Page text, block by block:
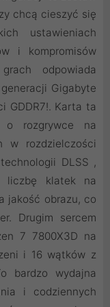
chcą cieszyć się
ustawieniach
i kompromisów
odpowiada
Gigabyte
GDDR7!. Karta ta
o rozgrywce na
w rozdzielczości
DLSS ,
liczbę klatek na
jakość obrazu, co
Drugim sercem
7 7800X3D na
i 16 wątków z
bardzo wydajna
i codziennych